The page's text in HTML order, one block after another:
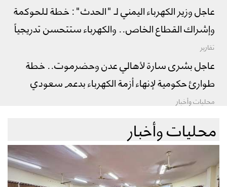
عاجل وزير الكهرباء اليمني لـ "الحدث": خطة للحوكمة
وإشراك القطاع الخاص.. والكهرباء ستتحسن تدريجياً
تقارير
عاجل بشرى سارة لأهالي عدن وحضرموت.. خطة
طوارئ حكومية لإنهاء أزمة الكهرباء بدعم سعودي
محليات وأخبار
محليات وأخبار